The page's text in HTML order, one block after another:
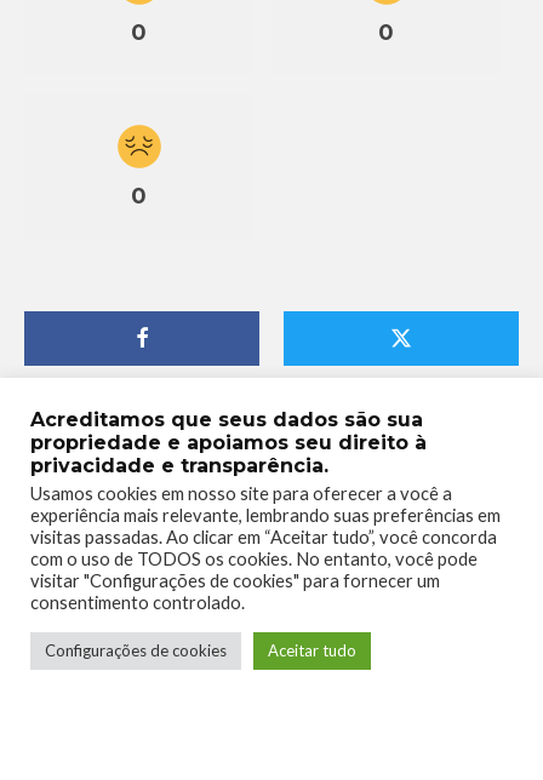
0 0
0
Acreditamos que seus dados são sua
propriedade e apoiamos seu direito à
privacidade e transparência.
Usamos cookies em nosso site para oferecer a você a
experiência mais relevante, lembrando suas preferências em
visitas passadas. Ao clicar em “Aceitar tudo”, você concorda
com o uso de TODOS os cookies. No entanto, você pode
visitar "Configurações de cookies" para fornecer um
consentimento controlado.
Configurações de cookies Aceitar tudo